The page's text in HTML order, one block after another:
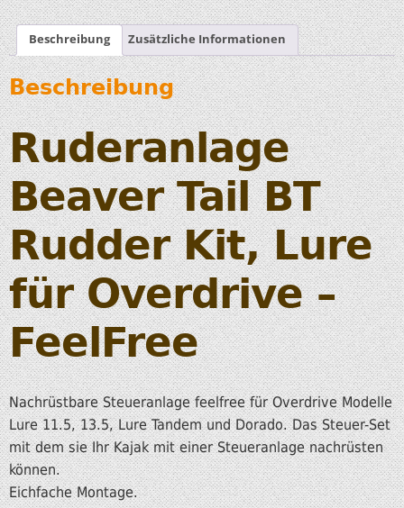
Beschreibung Zusätzliche Informationen
Beschreibung
Ruderanlage
Beaver Tail BT
Rudder Kit, Lure
für Overdrive –
FeelFree
Nachrüstbare Steueranlage feelfree für Overdrive Modelle
Lure 11.5, 13.5, Lure Tandem und Dorado. Das Steuer-Set
mit dem sie Ihr Kajak mit einer Steueranlage nachrüsten
können.
Eichfache Montage.